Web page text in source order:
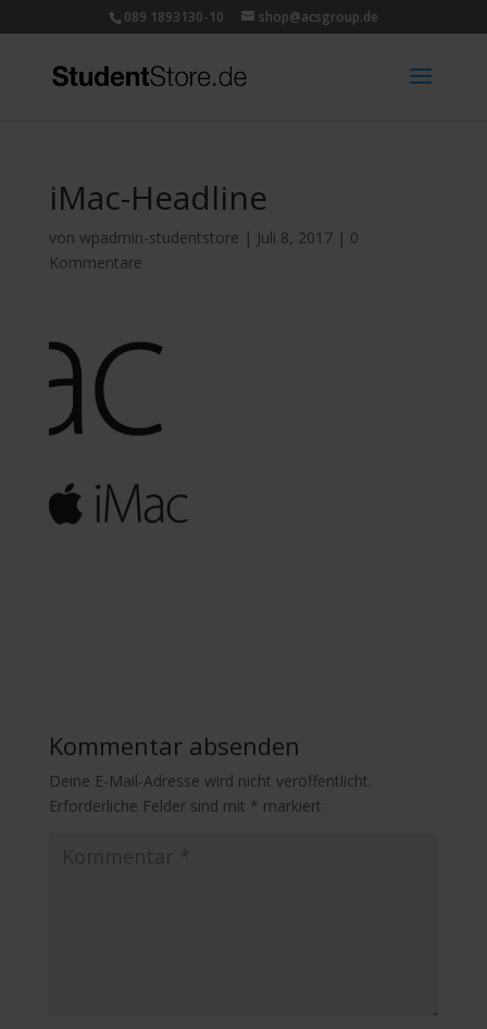
089 1893130-10 shop@acsgroup.de
iMac-Headline
von wpadmin-studentstore | Juli 8, 2017| 0
Kommentare
Kommentar absenden
Deine E-Mail-Adresse wird nicht veröffentlicht.
Erforderliche Felder sind mit * markiert